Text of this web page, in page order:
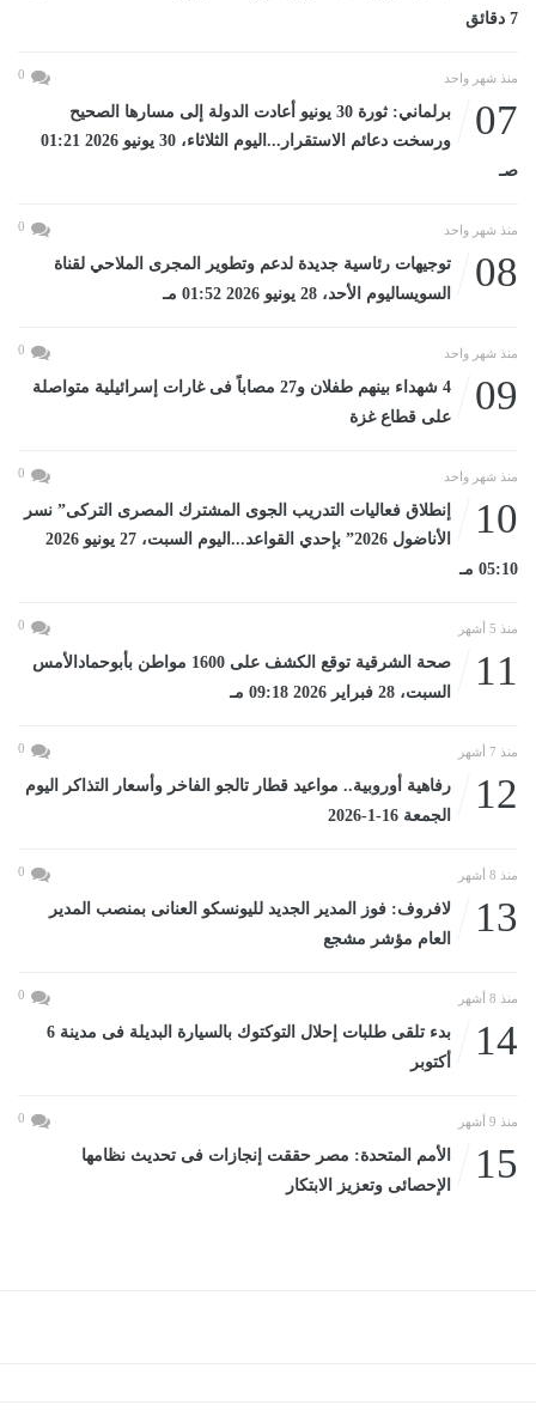
7 دقائق
منذ شهر واحد 0
07
برلماني: ثورة 30 يونيو أعادت الدولة إلى مسارها الصحيح
ورسخت دعائم الاستقرار...اليوم الثلاثاء، 30 يونيو 2026 01:21
صـ
منذ شهر واحد 0
08
توجيهات رئاسية جديدة لدعم وتطوير المجرى الملاحي لقناة
السويساليوم الأحد، 28 يونيو 2026 01:52 مـ
منذ شهر واحد 0
09
4 شهداء بينهم طفلان و27 مصاباً فى غارات إسرائيلية متواصلة
على قطاع غزة
منذ شهر واحد 0
10
إنطلاق فعاليات التدريب الجوى المشترك المصرى التركى” نسر
الأناضول 2026” بإحدي القواعد...اليوم السبت، 27 يونيو 2026
05:10 مـ
منذ 5 أشهر 0
11
صحة الشرقية توقع الكشف على 1600 مواطن بأبوحمادالأمس
السبت، 28 فبراير 2026 09:18 مـ
منذ 7 أشهر 0
12
رفاهية أوروبية.. مواعيد قطار تالجو الفاخر وأسعار التذاكر اليوم
الجمعة 16-1-2026
منذ 8 أشهر 0
13
لافروف: فوز المدير الجديد لليونسكو العنانى بمنصب المدير
العام مؤشر مشجع
منذ 8 أشهر 0
14
بدء تلقى طلبات إحلال التوكتوك بالسيارة البديلة فى مدينة 6
أكتوبر
منذ 9 أشهر 0
15
الأمم المتحدة: مصر حققت إنجازات فى تحديث نظامها
الإحصائى وتعزيز الابتكار